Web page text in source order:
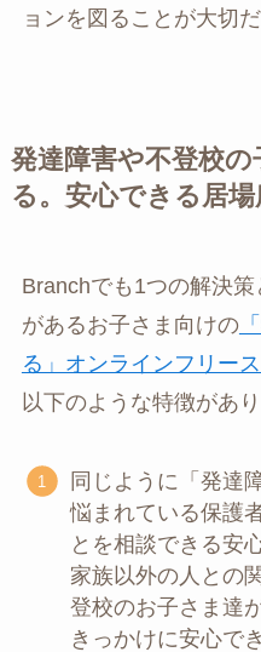
ョンを図ることが大切
発達障害や不登校
る。安心できる居場
Branchでも1つの解決
があるお子さま向けの
る」オンラインフリー
以下のような特徴があり
同じように「発達
悩まれている保護
とを相談できる安
家族以外の人との
登校のお子さま達
きっかけに安心で